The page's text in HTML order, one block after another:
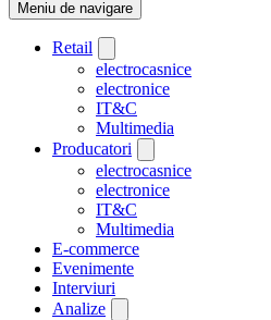
Meniu de navigare
Retail
electrocasnice
electronice
IT&C
Multimedia
Producatori
electrocasnice
electronice
IT&C
Multimedia
E-commerce
Evenimente
Interviuri
Analize